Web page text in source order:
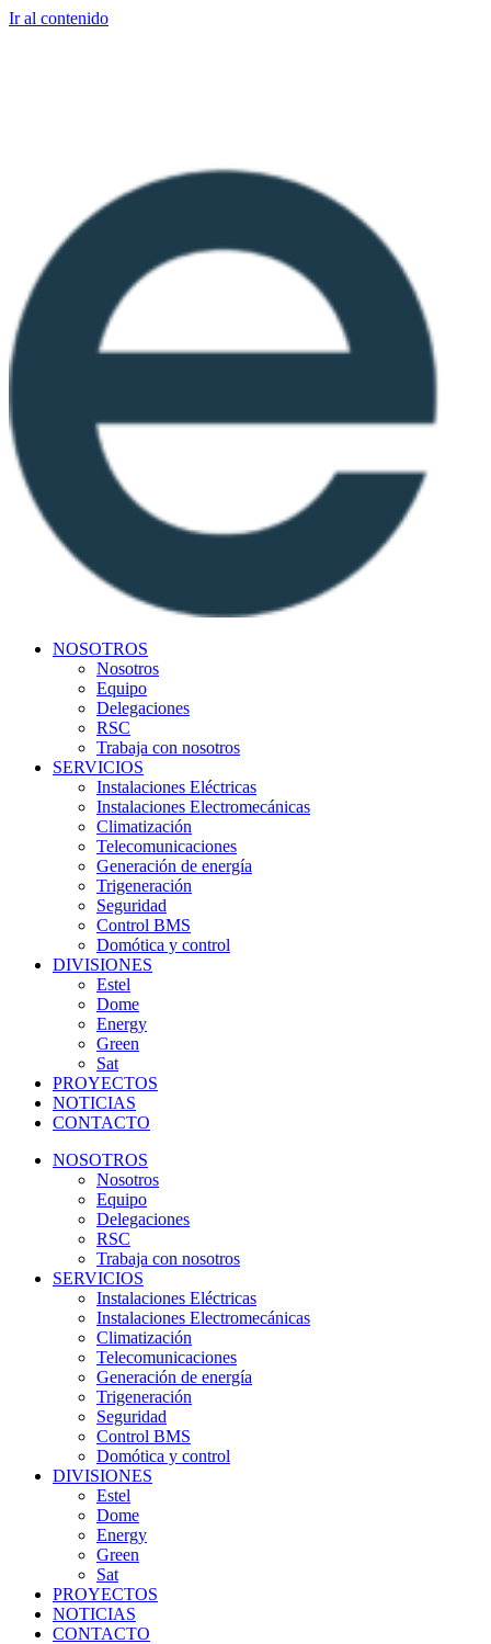
Ir al contenido
NOSOTROS
Nosotros
Equipo
Delegaciones
RSC
Trabaja con nosotros
SERVICIOS
Instalaciones Eléctricas
Instalaciones Electromecánicas
Climatización
Telecomunicaciones
Generación de energía
Trigeneración
Seguridad
Control BMS
Domótica y control
DIVISIONES
Estel
Dome
Energy
Green
Sat
PROYECTOS
NOTICIAS
CONTACTO
NOSOTROS
Nosotros
Equipo
Delegaciones
RSC
Trabaja con nosotros
SERVICIOS
Instalaciones Eléctricas
Instalaciones Electromecánicas
Climatización
Telecomunicaciones
Generación de energía
Trigeneración
Seguridad
Control BMS
Domótica y control
DIVISIONES
Estel
Dome
Energy
Green
Sat
PROYECTOS
NOTICIAS
CONTACTO